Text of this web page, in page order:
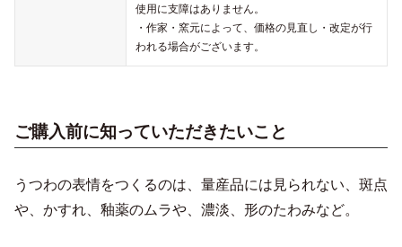
使用に支障はありません。
・作家・窯元によって、価格の見直し・改定が行
われる場合がございます。
ご購入前に知っていただきたいこと
うつわの表情をつくるのは、量産品には見られない、斑点
や、かすれ、釉薬のムラや、濃淡、形のたわみなど。